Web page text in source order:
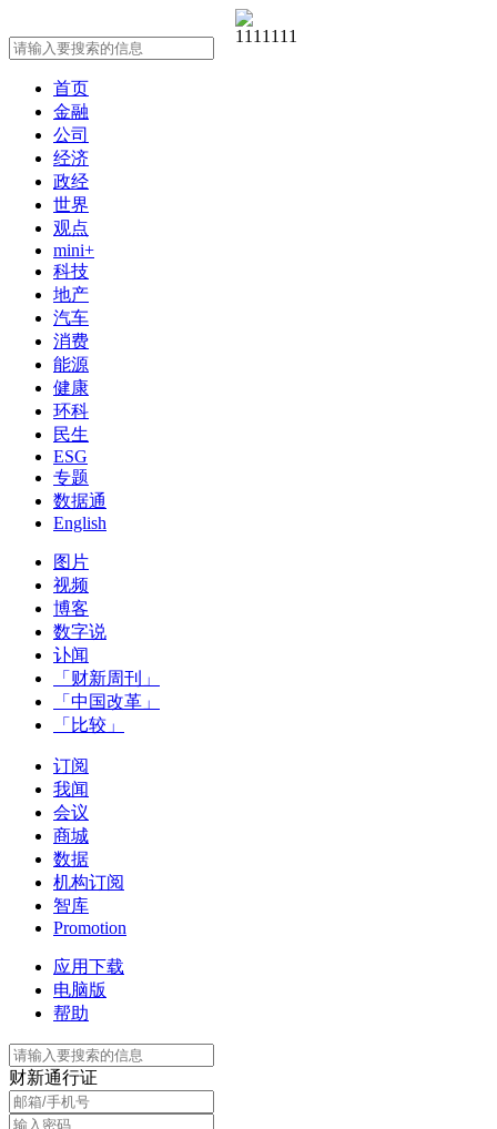
首页
金融
公司
经济
政经
世界
观点
mini+
科技
地产
汽车
消费
能源
健康
环科
民生
ESG
专题
数据通
English
图片
视频
博客
数字说
讣闻
「财新周刊」
「中国改革」
「比较」
订阅
我闻
会议
商城
数据
机构订阅
智库
Promotion
应用下载
电脑版
帮助
财新通行证